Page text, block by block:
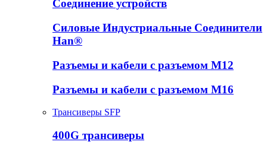
Соединение устройств
Силовые Индустриальные Соединители
Han®
Разъемы и кабели с разъемом М12
Разъемы и кабели с разъемом М16
Трансиверы SFP
400G трансиверы